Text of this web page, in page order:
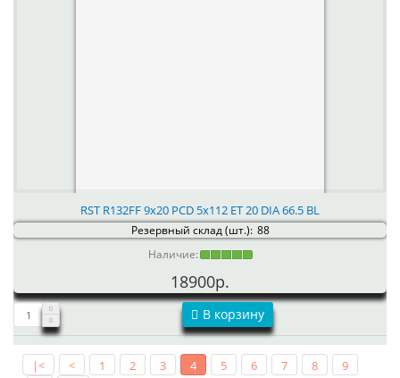
RST R132FF 9x20 PCD 5x112 ET 20 DIA 66.5 BL
Резервный склад (шт.): 88
Наличие:
18900р.
В корзину
|< < 1 2 3 4 5 6 7 8
9